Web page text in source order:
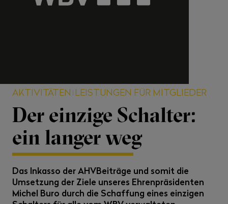
AKTIVITÄTEN LEISTUNGEN FÜR MITGLIEDER
Der einzige Schalter:
ein langer weg
Das Inkasso der AHVBeiträge und somit die
Umsetzung der Ziele unseres Ehrenpräsidenten
Michel Buro durch die Schaffung eines einzigen